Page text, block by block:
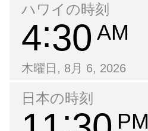
ハワイの時刻
4 30 AM
木曜日, 8月 6, 2026
日本の時刻
PM